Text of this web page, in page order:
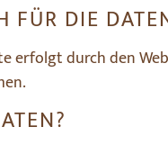
DIE
erfolgt durch den